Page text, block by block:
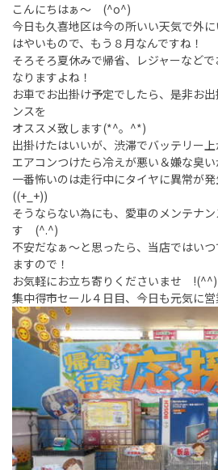
こんにちはぁ～ (^o^)
今日も久喜地区は今の所いい天気で外
はやいもので、もう８月なんですね！
そろそろ夏休みで帰省、レジャーなど
なりますよね！
お車でお出掛け予定でしたら、是非お
ンスを
オススメ致します(*^。^*)
出掛けたはいいが、渋滞でバッテリー
エアコンつけたら冷えが悪い＆嫌な臭
一番怖いのは走行中にタイヤに異常が
((+_+))
そうならない為にも、愛車のメンテナ
す (^.^)
不安だなぁ～と思ったら、当店ではい
ますので！
お気軽にお立ち寄りくださいませ
集中得市セール４日目、今日も元気に